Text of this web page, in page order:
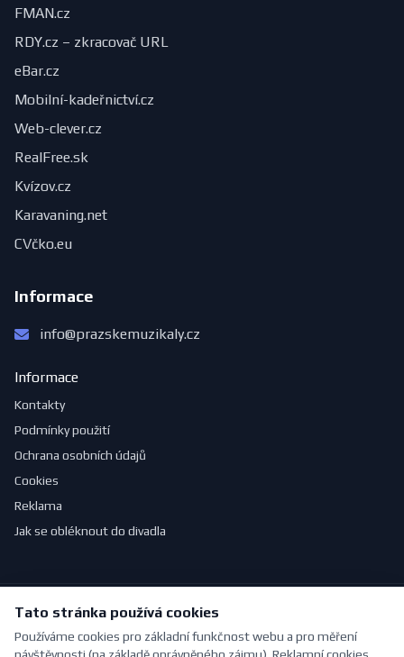
FMAN.cz
RDY.cz – zkracovač URL
eBar.cz
Mobilní-kadeřnictví.cz
Web-clever.cz
RealFree.sk
Kvízov.cz
Karavaning.net
CVčko.eu
Informace
info@prazskemuzikaly.cz
Informace
Kontakty
Podmínky použití
Ochrana osobních údajů
Cookies
Reklama
Jak se obléknout do divadla
© 2026 PražskéMuzikály.cz. Všechna práva vyhrazena.
Vytvořeno s ❤ pro milovníky divadla | Vytvořil Pavel Jirouš
Tato stránka používá cookies
Používáme cookies pro základní funkčnost webu a pro měření